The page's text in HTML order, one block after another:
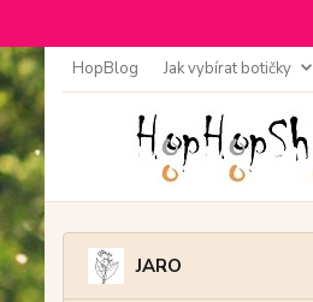
HopBlog Jak vybírat botičky
JARO